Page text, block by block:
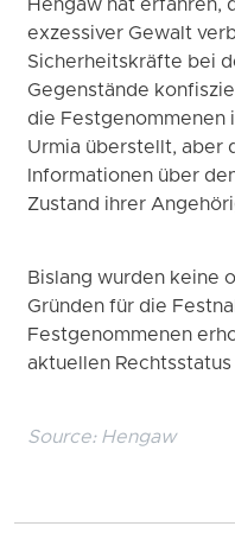
Hengaw hat erfahren,
exzessiver Gewalt
Sicherheitskräfte bei
Gegenstände
die Festgenommenen
Urmia überstellt, aber
Informationen über
Zustand ihrer
Bislang wurden keine
Gründen für die
Festgenommenen
aktuellen
Source: Hengaw